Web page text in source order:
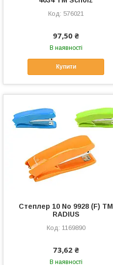
576021
97,50 ₴
В наявності
Купити
Степлер 10 No 9928 (F) ТМ
RADIUS
1169890
73,62 ₴
В наявності